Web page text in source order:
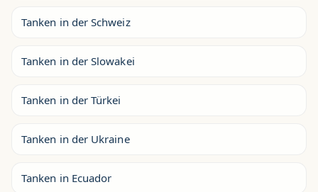
Tanken in der Schweiz
Tanken in der Slowakei
Tanken in der Türkei
Tanken in der Ukraine
Tanken in Ecuador